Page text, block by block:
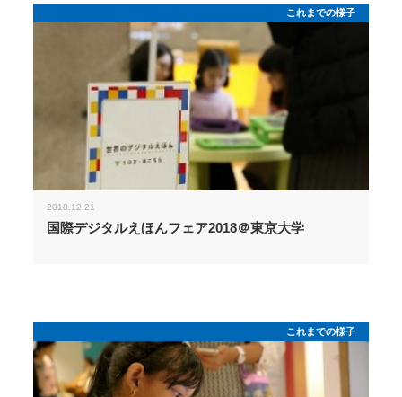
これまでの様子
2018.12.21
国際デジタルえほんフェア2018＠東京大学
これまでの様子